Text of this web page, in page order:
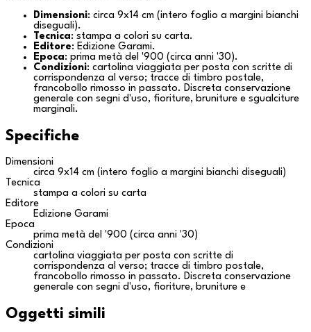
Dimensioni: circa 9x14 cm (intero foglio a margini bianchi
diseguali).
Tecnica: stampa a colori su carta.
Editore: Edizione Garami.
Epoca: prima metà del '900 (circa anni '30).
Condizioni: cartolina viaggiata per posta con scritte di
corrispondenza al verso; tracce di timbro postale,
francobollo rimosso in passato. Discreta conservazione
generale con segni d'uso, fioriture, bruniture e sgualciture
marginali.
Specifiche
Dimensioni
circa 9x14 cm (intero foglio a margini bianchi diseguali)
Tecnica
stampa a colori su carta
Editore
Edizione Garami
Epoca
prima metà del '900 (circa anni '30)
Condizioni
cartolina viaggiata per posta con scritte di
corrispondenza al verso; tracce di timbro postale,
francobollo rimosso in passato. Discreta conservazione
generale con segni d'uso, fioriture, bruniture e
Oggetti simili